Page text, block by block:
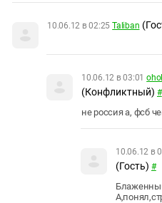
10.06.12 в 02:25 Taliban
10.06.12 в 03:01 ohol
(Конфликтный) #
не россия а, фсб
10.06.12 в
(Гость) #